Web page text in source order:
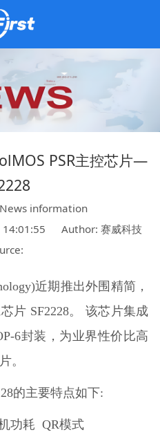
PSR主控芯片—
information
Author: 赛威科技
近期推出外围精简，
片 SF2228。 该芯片集成
6封装，为业界性价比高
。
的主要特点如下:
功耗 QR模式